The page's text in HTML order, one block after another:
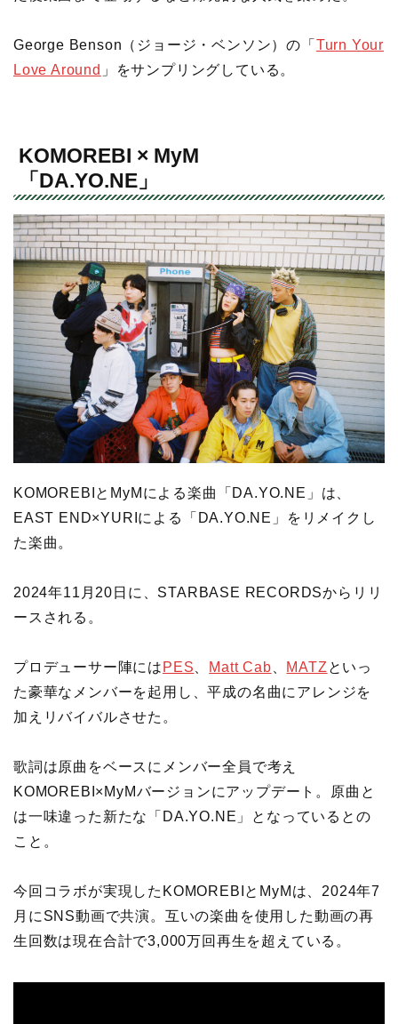
George Benson（ジョージ・ベンソン）の「 Turn Your
Love Around 」をサンプリングしている。
KOMOREBI × MyM
「DA.YO.NE」
KOMOREBIとMyMによる楽曲「DA.YO.NE」は、
EAST END×YURIによる「DA.YO.NE」をリメイクし
た楽曲。
2024年11月20日に、STARBASE RECORDSからリリ
ースされる。
プロデューサー陣には PES Matt Cab MATZ といっ
た豪華なメンバーを起用し、平成の名曲にアレンジを
加えリバイバルさせた。
歌詞は原曲をベースにメンバー全員で考え
KOMOREBI×MyMバージョンにアップデート。原曲と
は一味違った新たな「DA.YO.NE」となっているとの
こと。
今回コラボが実現したKOMOREBIとMyMは、2024年7
月にSNS動画で共演。互いの楽曲を使用した動画の再
生回数は現在合計で3,000万回再生を超えている。